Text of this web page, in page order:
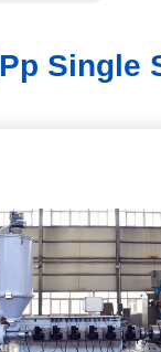
Single